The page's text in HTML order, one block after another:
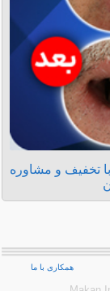
تخفیف و مشاوره
همکاری با ما